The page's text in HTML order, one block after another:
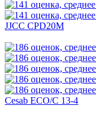
JJCC CPD20M
Cesab ECO/C 13-4